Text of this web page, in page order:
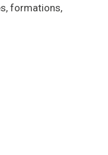
formations,